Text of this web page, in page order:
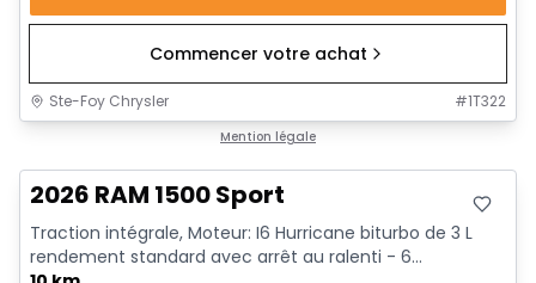
Commencer votre achat
Ste-Foy Chrysler #1T322
Mention légale
2026 RAM 1500 Sport
Traction intégrale, Moteur: I6 Hurricane biturbo de 3 L
rendement standard avec arrêt au ralenti - 6...